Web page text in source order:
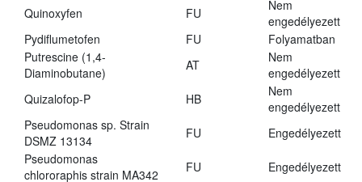
Quinoxyfen
FU
Nem
engedélyezett
Pydiflumetofen
FU
Folyamatban
Putrescine (1,4-
Diaminobutane)
AT
Nem
engedélyezett
Quizalofop-P
HB
Nem
engedélyezett
Pseudomonas sp. Strain
DSMZ 13134
FU
Engedélyezett
Pseudomonas
chlororaphis strain MA342
FU
Engedélyezett